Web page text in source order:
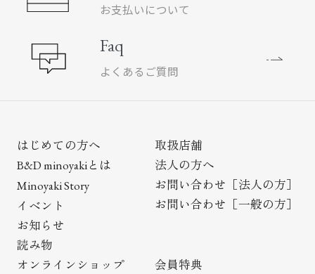
お支払いについて
Faq
よくあるご質問
はじめての方へ
B&D minoyakiとは
Minoyaki Story
イベント
お知らせ
読み物
オンラインショップ
取扱店舗
法人の方へ
お問い合わせ［法人の方］
お問い合わせ［一般の方］
会員特典